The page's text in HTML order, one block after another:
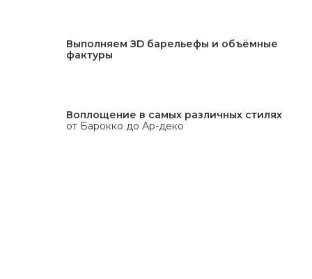
Выполняем ЗD барельефы и объёмные
фактуры
Воплощение в самых различных стилях
от Барокко до Ар-деко